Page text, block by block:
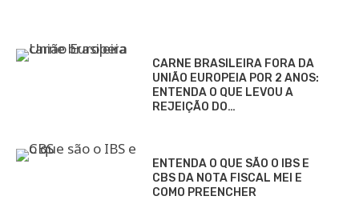
CARNE BRASILEIRA FORA DA
UNIÃO EUROPEIA POR 2 ANOS:
ENTENDA O QUE LEVOU A
REJEIÇÃO DO…
ENTENDA O QUE SÃO O IBS E
CBS DA NOTA FISCAL MEI E
COMO PREENCHER